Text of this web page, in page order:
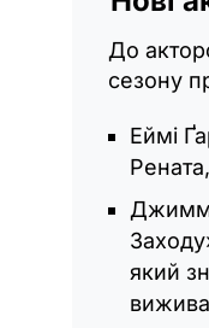
До
сезону
Еймі
який